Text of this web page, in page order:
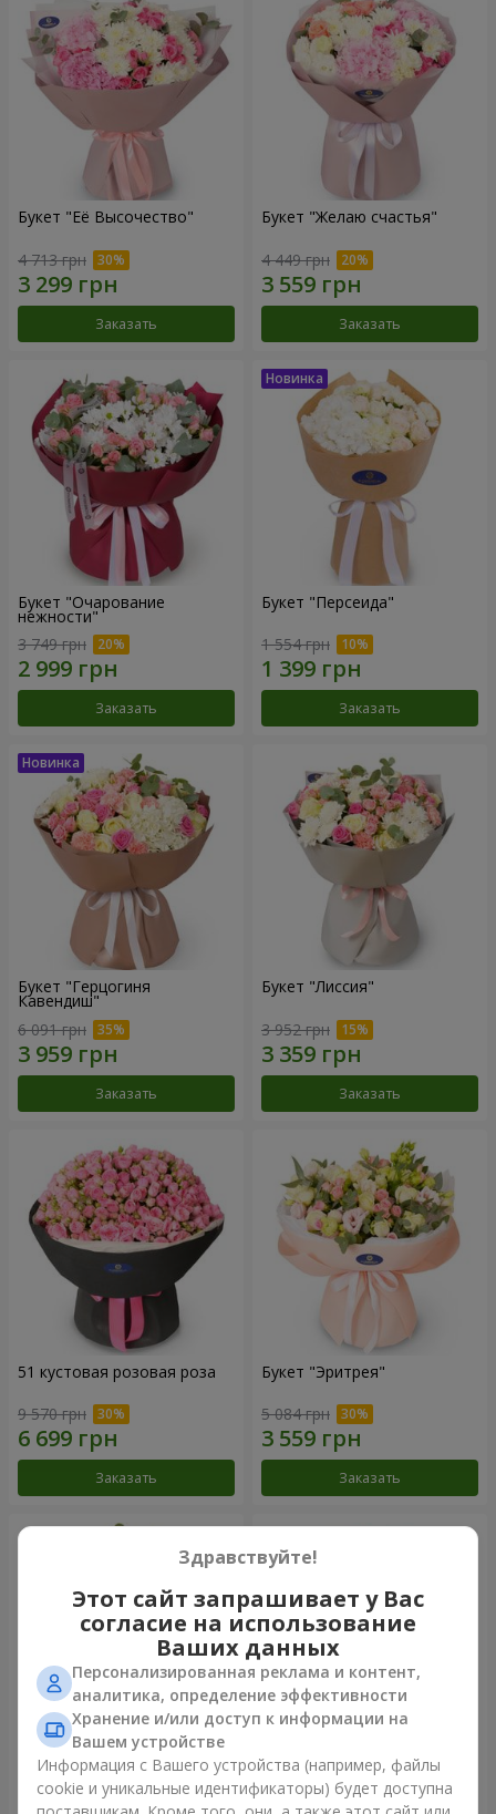
Букет "Её Высочество"
4 713 грн
Заказать
Букет "Желаю счастья"
4 449 грн
Заказать
Букет "Очарование
нежности"
3 749 грн
Заказать
Букет "Персеида"
1 554 грн
Заказать
Букет "Герцогиня
Кавендиш"
6 091 грн
Заказать
Букет "Лиссия"
3 952 грн
Заказать
51 кустовая розовая роза
9 570 грн
Заказать
Букет "Эритрея"
5 084 грн
Заказать
Букет "Nude Perfume"
3 128 грн
Букет "Розовая нежность"
4 856 грн
Здравствуйте!
Этот сайт запрашивает у Вас
согласие на использование
Ваших данных
Персонализированная реклама и контент,
аналитика, определение эффективности
Хранение и/или доступ к информации на
Вашем устройстве
Информация с Вашего устройства (например, файлы
cookie и уникальные идентификаторы) будет доступна